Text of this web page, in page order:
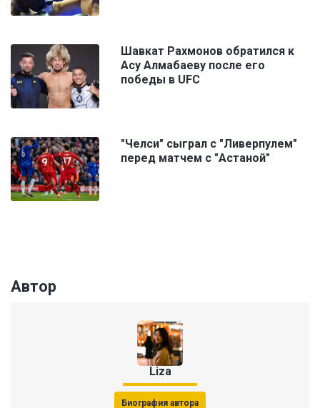
Шавкат Рахмонов обратился к
Асу Алмабаеву после его
победы в UFC
"Челси" сыграл с "Ливерпулем"
перед матчем c "Астаной"
Автор
Liza
Биография автора